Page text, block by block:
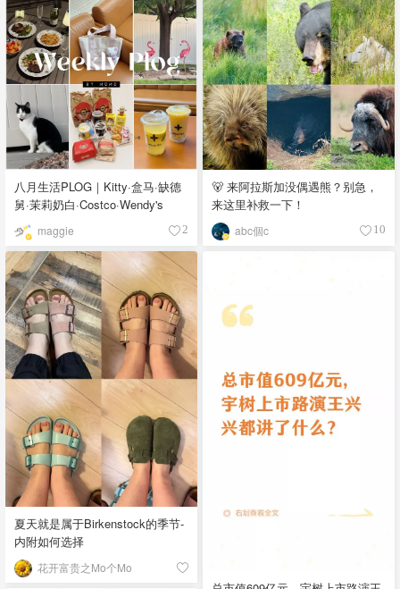
八月生活PLOG｜Kitty·盒马·缺德
舅·茉莉奶白·Costco·Wendy's
maggie 2
🐻 来阿拉斯加没偶遇熊？别急，
来这里补救一下！
abc個c 10
夏天就是属于Birkenstock的季节-
内附如何选择
花开富贵之Mo个Mo